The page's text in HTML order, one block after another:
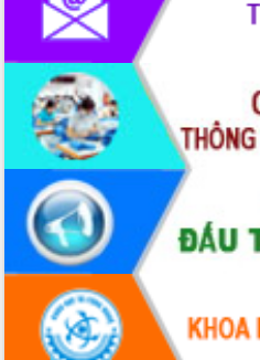
Tăng cường giám sát, đôn đốc thực
hiện nhiệm vụ quản lý tài sản công
hàng tuần
Tháo gỡ những vướng mắc, đẩy mạnh
công tác cải cách thủ tục hành chính
tại Trung tâm Phục vụ hành chính
công tỉnh
Đắk Lắk: Tôn vinh 46 giải pháp tại Hội
thi Sáng tạo Kỹ thuật 2024 - 2025
Đắk Lắk rà soát, điều chỉnh Đề án 190
về phát triển nuôi trồng thủy sản
Phó Chủ tịch UBND tỉnh Đắk Lắk
Trương Công Thái kiểm tra thực địa
Dự án cao tốc Khánh Hòa - Buôn Ma
Thuột